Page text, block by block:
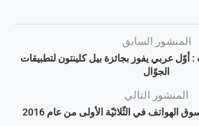
المنشور السابق
: أوّل عربي يفوز بجائزة بيل كلينتون لتطبيقات
الجوّال
المنشور التالي
في الثّلاثيّة الأولى من عام 2016